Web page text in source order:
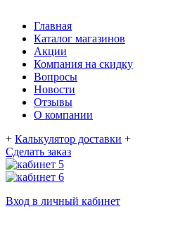
Главная
Каталог магазинов
Акции
Компания на скидку
Вопросы
Новости
Отзывы
О компании
+ Калькулятор доставки +
Сделать заказ
Вход в личный кабинет